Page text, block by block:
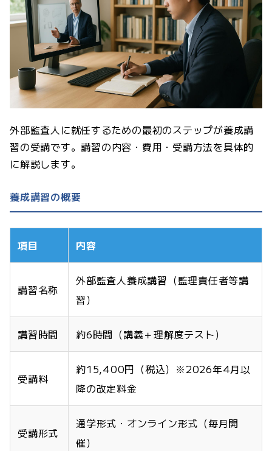
外部監査人に就任するための最初のステップが養成講
習の受講です。講習の内容・費用・受講方法を具体的
に解説します。
養成講習の概要
項目 内容
講習名称
外部監査人養成講習（監理責任者等講
習）
講習時間 約6時間（講義＋理解度テスト）
受講料
約15,400円（税込）※2026年4月以
降の改定料金
受講形式
通学形式・オンライン形式（毎月開
催）